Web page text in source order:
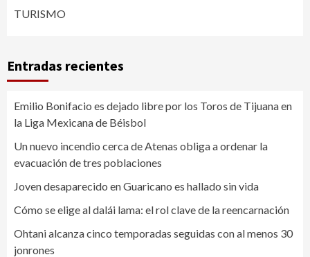
TURISMO
Entradas recientes
Emilio Bonifacio es dejado libre por los Toros de Tijuana en
la Liga Mexicana de Béisbol
Un nuevo incendio cerca de Atenas obliga a ordenar la
evacuación de tres poblaciones
Joven desaparecido en Guaricano es hallado sin vida
Cómo se elige al dalái lama: el rol clave de la reencarnación
Ohtani alcanza cinco temporadas seguidas con al menos 30
jonrones